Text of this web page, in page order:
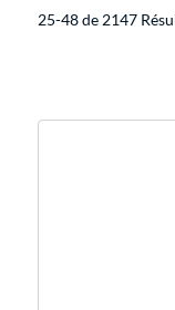
25-48 de 2147